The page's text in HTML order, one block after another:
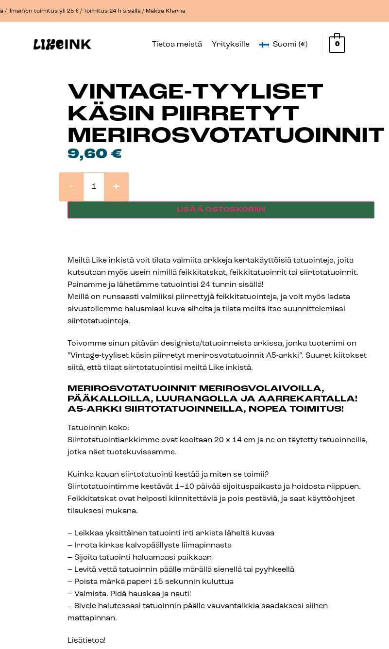
/ Ilmainen toimitus yli 25 € / Toimitus 24 h sisällä / Maksa Klarna
Tietoa meistä Yrityksille Suomi (€) 0
VINTAGE-TYYLISET
KÄSIN PIIRRETYT
MERIROSVOTATUOINNIT
9,60 €
- +
LISÄÄ OSTOSKORIIN
Meiltä Like inkistä voit tilata valmiita arkkeja kertakäyttöisiä tatuointeja, joita
kutsutaan myös usein nimillä feikkitatskat, feikkitatuoinnit tai siirtotatuoinnit.
Painamme ja lähetämme tatuointisi 24 tunnin sisällä!
Meillä on runsaasti valmiiksi piirrettyjä feikkitatuointeja, ja voit myös ladata
sivustollemme haluamiasi kuva-aiheita ja tilata meiltä itse suunnittelemiasi
siirtotatuointeja.
Toivomme sinun pitävän designista/tatuoinneista arkissa, jonka tuotenimi on
”Vintage-tyyliset käsin piirretyt merirosvotatuoinnit A5-arkki”. Suuret kiitokset
siitä, että tilaat siirtotatuointisi meiltä Like inkistä.
MERIROSVOTATUOINNIT MERIROSVOLAIVOILLA,
PÄÄKALLOILLA, LUURANGOLLA JA AARREKARTALLA!
A5-ARKKI SIIRTOTATUOINNEILLA, NOPEA TOIMITUS!
Tatuoinnin koko:
Siirtotatuointiarkkimme ovat kooltaan 20 x 14 cm ja ne on täytetty tatuoinneilla,
jotka näet tuotekuvissamme.
Kuinka kauan siirtotatuointi kestää ja miten se toimii?
Siirtotatuointimme kestävät 1–10 päivää sijoituspaikasta ja hoidosta riippuen.
Feikkitatskat ovat helposti kiinnitettäviä ja pois pestäviä, ja saat käyttöohjeet
tilauksesi mukana.
– Leikkaa yksittäinen tatuointi irti arkista läheltä kuvaa
– Irrota kirkas kalvopäällyste liimapinnasta
– Sijoita tatuointi haluamaasi paikkaan
– Levitä vettä tatuoinnin päälle märällä sienellä tai pyyhkeellä
– Poista märkä paperi 15 sekunnin kuluttua
– Valmista. Pidä hauskaa ja nauti!
– Sivele halutessasi tatuoinnin päälle vauvantalkkia saadaksesi siihen
mattapinnan.
Lisätietoa!